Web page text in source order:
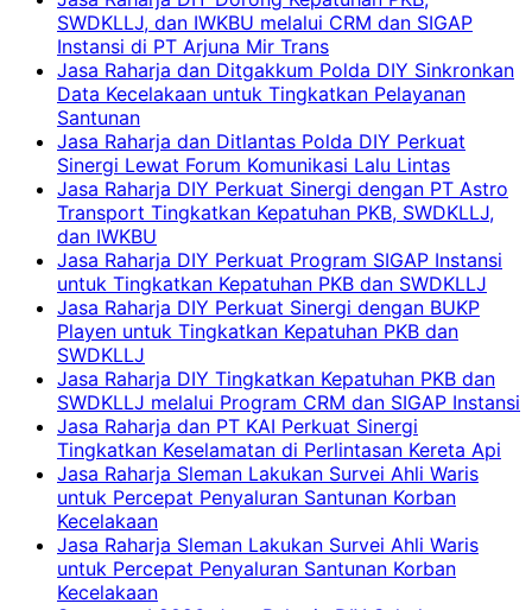
SWDKLLJ, dan IWKBU melalui CRM dan SIGAP
Instansi di PT Arjuna Mir Trans
Jasa Raharja dan Ditgakkum Polda DIY Sinkronkan
Data Kecelakaan untuk Tingkatkan Pelayanan
Santunan
Jasa Raharja dan Ditlantas Polda DIY Perkuat
Sinergi Lewat Forum Komunikasi Lalu Lintas
Jasa Raharja DIY Perkuat Sinergi dengan PT Astro
Transport Tingkatkan Kepatuhan PKB, SWDKLLJ,
dan IWKBU
Jasa Raharja DIY Perkuat Program SIGAP Instansi
untuk Tingkatkan Kepatuhan PKB dan SWDKLLJ
Jasa Raharja DIY Perkuat Sinergi dengan BUKP
Playen untuk Tingkatkan Kepatuhan PKB dan
SWDKLLJ
Jasa Raharja DIY Tingkatkan Kepatuhan PKB dan
SWDKLLJ melalui Program CRM dan SIGAP Instansi
Jasa Raharja dan PT KAI Perkuat Sinergi
Tingkatkan Keselamatan di Perlintasan Kereta Api
Jasa Raharja Sleman Lakukan Survei Ahli Waris
untuk Percepat Penyaluran Santunan Korban
Kecelakaan
Jasa Raharja Sleman Lakukan Survei Ahli Waris
untuk Percepat Penyaluran Santunan Korban
Kecelakaan